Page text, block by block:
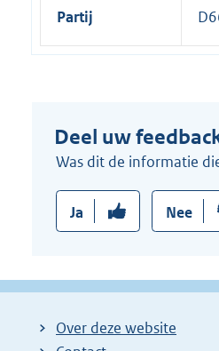
Partij
Deel uw
Was dit de informatie
Ja Nee
Over deze website